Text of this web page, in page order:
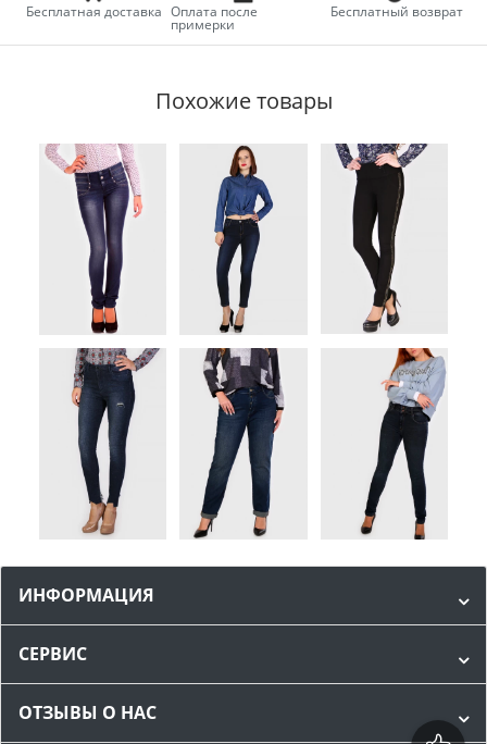
Бесплатная доставка Оплата после
примерки
Бесплатный возврат
Похожие товары
ИНФОРМАЦИЯ
СЕРВИС
ОТЗЫВЫ О НАС